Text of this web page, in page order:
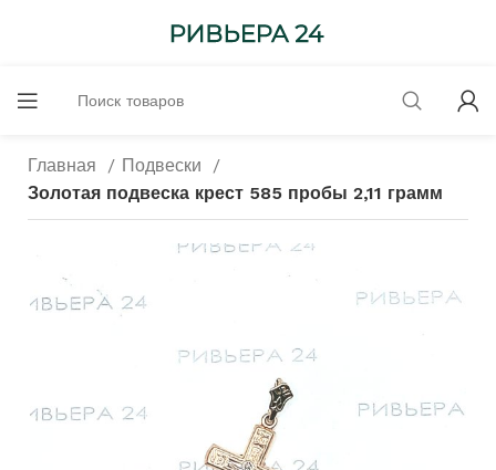
Главная
Подвески
Золотая подвеска крест 585 пробы 2,11 грамм